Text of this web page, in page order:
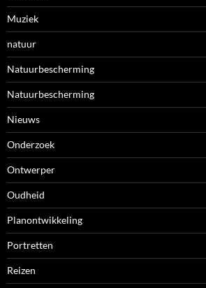
Muziek
natuur
Natuurbescherming
Natuurbescherming
Nieuws
Onderzoek
Ontwerper
Oudheid
Planontwikkeling
Portretten
Reizen